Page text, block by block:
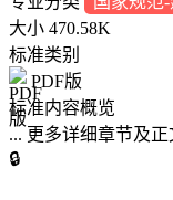
大小 470.58K
标准类别
PDF版
标准内容概览
... 更多详细章节及
🔒